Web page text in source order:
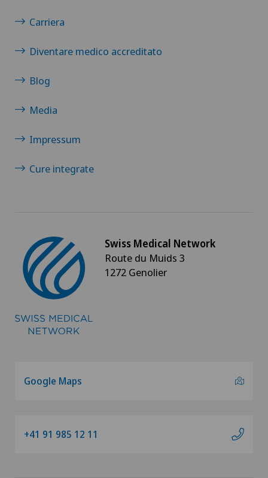
Carriera
Diventare medico accreditato
Blog
Media
Impressum
Cure integrate
Swiss Medical Network
Route du Muids 3
1272 Genolier
Google Maps
+41 91 985 12 11